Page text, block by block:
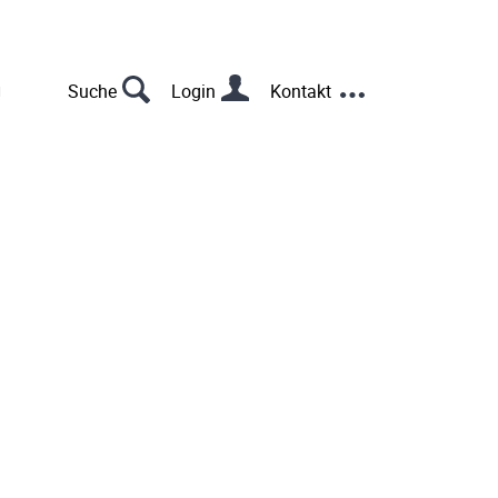
Suche Login Kontakt